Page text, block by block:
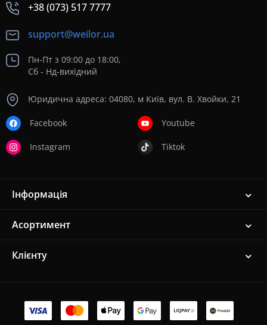
+38 (073) 517 7777
support@weilor.ua
Пн-Пт з 09:00 до 18:00,
Сб - Нд-вихідний
Юридична адреса: 04080, м Київ, вул. В. Хвойки, 21
Facebook
Instagram
Youtube
Tiktok
Інформація
Асортимент
Клієнту